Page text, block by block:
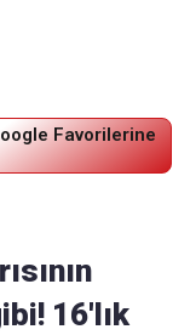
Favorilerine
16'lık